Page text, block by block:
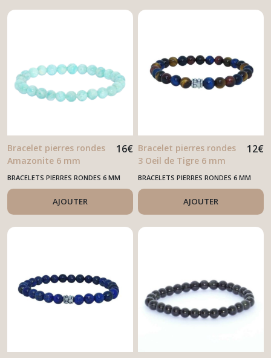
Bracelet pierres rondes
Amazonite 6 mm
16€
BRACELETS PIERRES RONDES 6 MM
AJOUTER
Bracelet pierres rondes
3 Oeil de Tigre 6 mm
12€
BRACELETS PIERRES RONDES 6 MM
AJOUTER